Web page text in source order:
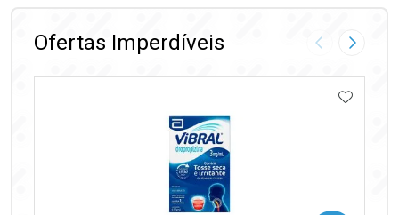
Ofertas Imperdíveis Imagem